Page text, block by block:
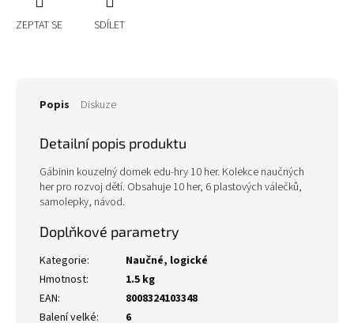
ZEPTAT SE SDÍLET
Popis Diskuze
Detailní popis produktu
Gábinin kouzelný domek edu-hry 10 her. Kolekce naučných
her pro rozvoj dětí. Obsahuje 10 her, 6 plastových válečků,
samolepky, návod.
Doplňkové parametry
Kategorie:
Naučné, logické
Hmotnost:
1.5 kg
EAN:
8008324103348
Balení velké: 6